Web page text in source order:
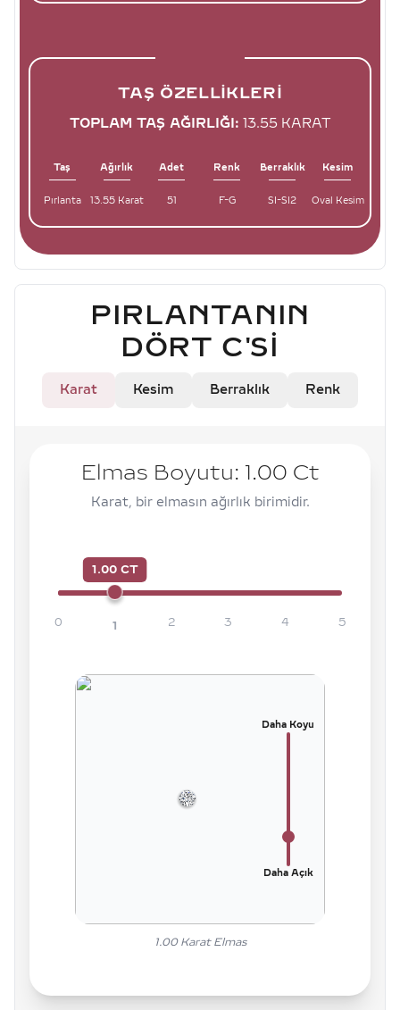
TAŞ ÖZELLIKLERI
TOPLAM TAŞ AĞIRLIĞI: 13.55 KARAT
Taş Ağırlık Adet Renk Berraklık Kesim
Pırlanta 13.55 Karat 51 F-G SI-SI2 Oval Kesim
PIRLANTANIN
DÖRT C'SI
Karat Kesim Berraklık Renk
Elmas Boyutu: 1.00 Ct
Karat, bir elmasın ağırlık birimidir.
1.00 CT
0 1 2 3 4 5
Daha Koyu
Daha Açık
1.00Karat Elmas